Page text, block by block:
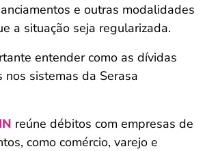
e outras modalidades
a situação seja regularizada.
entender como as dívidas
nos sistemas da Serasa
reúne débitos com empresas de
como comércio, varejo e